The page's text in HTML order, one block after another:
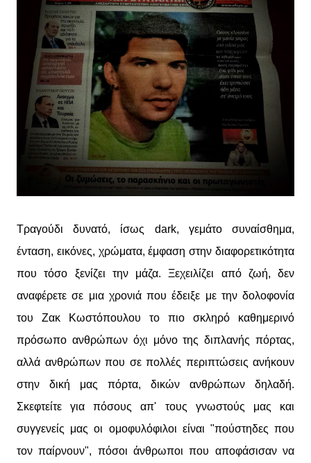
Τραγούδι δυνατό, ίσως dark, γεμάτο συναίσθημα,
ένταση, εικόνες, χρώματα, έμφαση στην διαφορετικότητα
που τόσο ξενίζει την μάζα. Ξεχειλίζει από ζωή, δεν
αναφέρετε σε μια χρονιά που έδειξε με την δολοφονία
του Ζακ Κωστόπουλου το πιο σκληρό καθημερινό
πρόσωπο ανθρώπων όχι μόνο της διπλανής πόρτας,
αλλά ανθρώπων που σε πολλές περιπτώσεις ανήκουν
στην δική μας πόρτα, δικών ανθρώπων δηλαδή.
Σκεφτείτε για πόσους απ' τους γνωστούς μας και
συγγενείς μας οι ομοφυλόφιλοι είναι "πούστηδες που
τον παίρνουν", πόσοι άνθρωποι που αποφάσισαν να